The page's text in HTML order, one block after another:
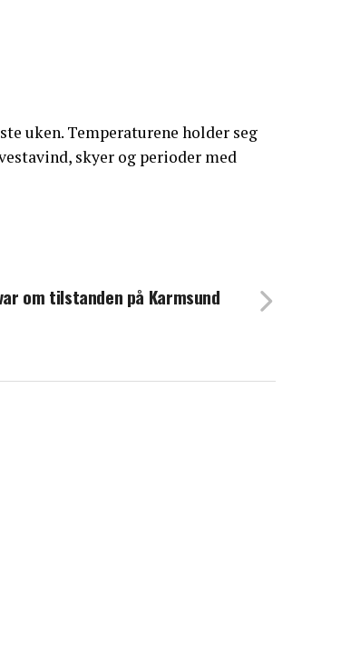
uken. Temperaturene holder seg
skyer og perioder med
om tilstanden på Karmsund